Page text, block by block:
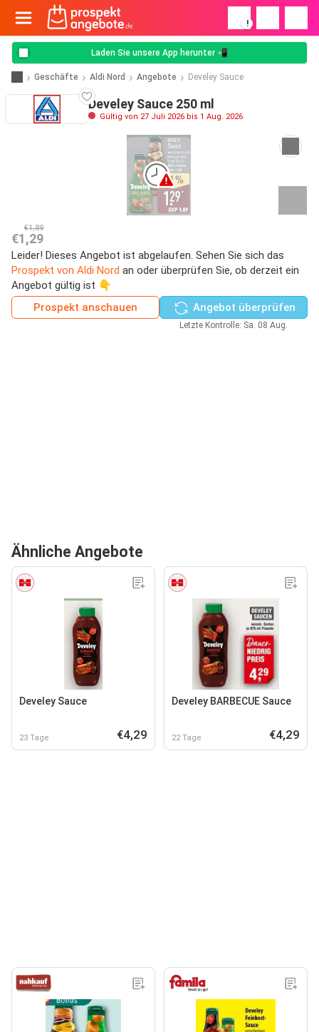
!
Laden Sie unsere App herunter 📲
Geschäfte Aldi Nord Angebote Develey Sauce
Develey Sauce 250 ml
Gültig von 27 Juli 2026 bis 1 Aug. 2026
€1,89
€1,29
Leider! Dieses Angebot ist abgelaufen. Sehen Sie sich das
Prospekt von Aldi Nord an oder überprüfen Sie, ob derzeit ein
Angebot gültig ist 👇
Prospekt anschauen
Angebot überprüfen
Letzte Kontrolle: Sa. 08 Aug.
Ähnliche Angebote
Develey Sauce
23 Tage €4,29
Develey BARBECUE Sauce
22 Tage €4,29